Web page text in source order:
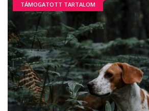
TÁMOGATOTT TARTALOM